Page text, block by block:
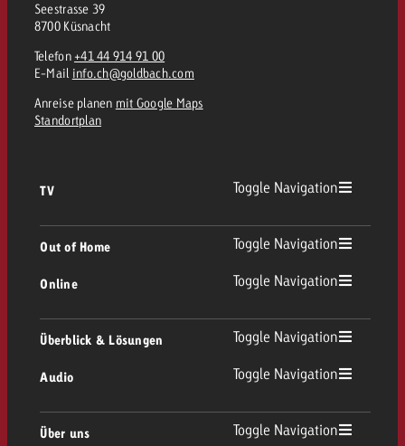
Seestrasse 39
8700 Küsnacht
Telefon +41 44 914 91 00
E-Mail info.ch@goldbach.com
Anreise planen mit Google Maps
Standortplan
TV Toggle Navigation
Werberichtlinien
Out of Home Toggle Navigation
Out of Home Übersicht
Plakatwerbung
Digital Out of Home
Online Toggle Navigation
Überblick & Lösungen Toggle Navigation
Beratung & Crossmedia
Audio Toggle Navigation
Über uns Toggle Navigation